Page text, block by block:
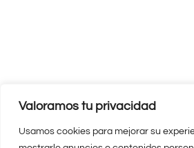
Valoramos tu privacidad
Usamos cookies para mejorar su